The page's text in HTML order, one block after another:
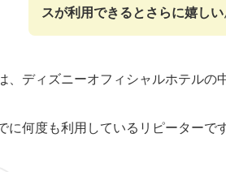
スが利用できるとさらに嬉しい
、ディズニーオフィシャルホテルの
に何度も利用しているリピーターで